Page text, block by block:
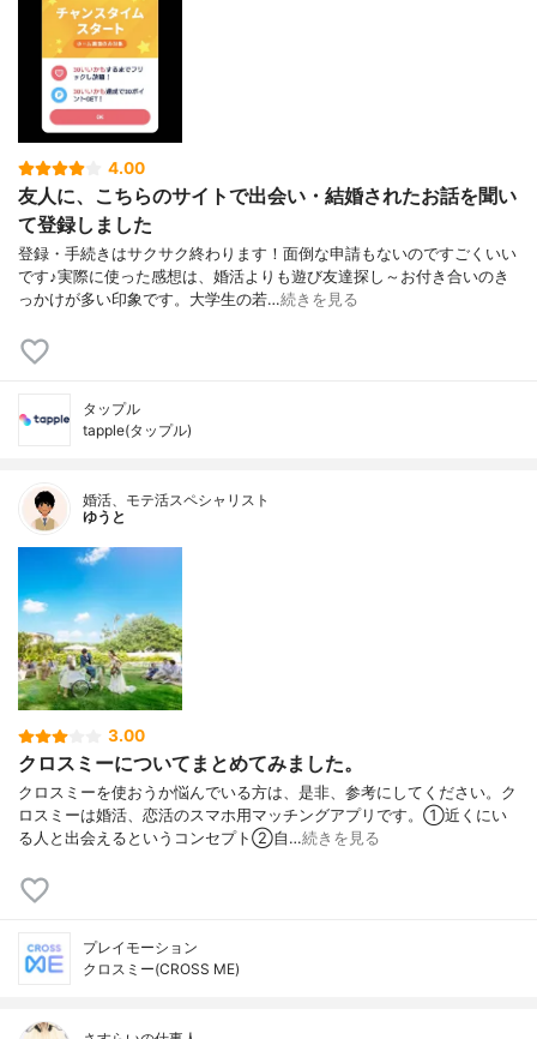
4.00
友人に、こちらのサイトで出会い・結婚されたお話を聞い
て登録しました
登録・手続きはサクサク終わります！面倒な申請もないのですごくいい
です♪実際に使った感想は、婚活よりも遊び友達探し～お付き合いのき
っかけが多い印象です。大学生の若…続きを見る
タップル
tapple(タップル)
婚活、モテ活スペシャリスト
ゆうと
3.00
クロスミーについてまとめてみました。
クロスミーを使おうか悩んでいる方は、是非、参考にしてください。ク
ロスミーは婚活、恋活のスマホ用マッチングアプリです。①近くにい
る人と出会えるというコンセプト②自…続きを見る
プレイモーション
クロスミー(CROSS ME)